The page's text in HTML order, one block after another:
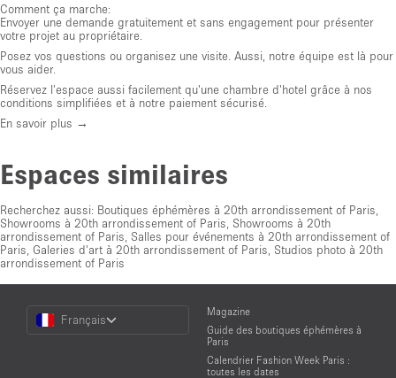
Comment ça marche:
Envoyer une demande gratuitement et sans engagement pour présenter
votre projet au propriétaire.
Posez vos questions ou organisez une visite. Aussi, notre équipe est là pour
vous aider.
Réservez l'espace aussi facilement qu'une chambre d'hotel grâce à nos
conditions simplifiées et à notre paiement sécurisé.
En savoir plus →
Espaces similaires
Recherchez aussi: Boutiques éphémères à 20th arrondissement of Paris
Showrooms à 20th arrondissement of Paris Showrooms à 20th
arrondissement of Paris Salles pour événements à 20th arrondissement of
Paris Galeries d'art à 20th arrondissement of Paris Studios photo à 20th
arrondissement of Paris
Choose
Language
Français
Magazine
Guide des boutiques éphémères à
Paris
Calendrier Fashion Week Paris :
toutes les dates